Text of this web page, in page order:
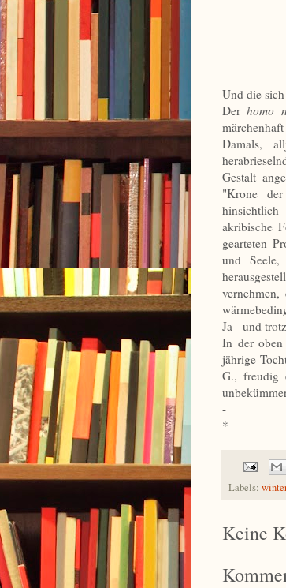
Und die
Derhomo
Damals,
Gestalt
"Krone
akribische
gearteten
und
Ja - und
In der oben
jährige
G., freudig
-
*
Labels:
Keine